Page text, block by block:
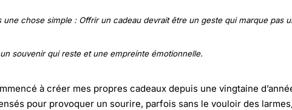
une chose simple : Offrir un cadeau devrait être un geste qui marque pas
souvenir qui reste et une empreinte émotionnelle.
à créer mes propres cadeaux depuis une vingtaine
pour provoquer un sourire, parfois sans le vouloir des